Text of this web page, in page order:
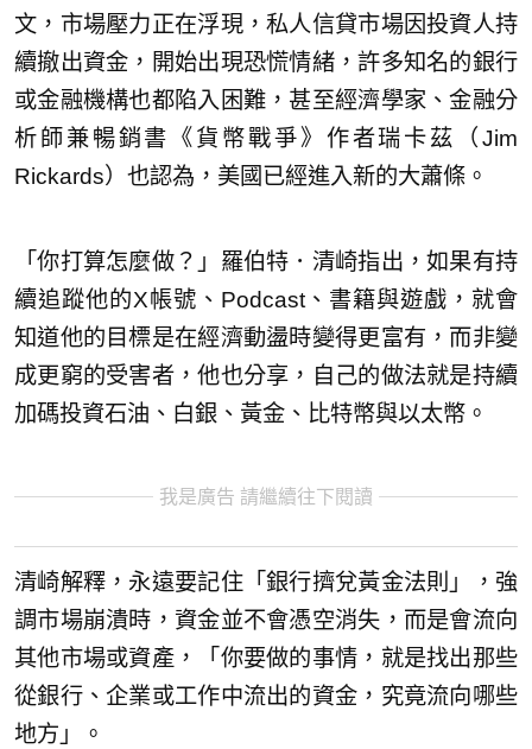
文，市場壓力正在浮現，私人信貸市場因投資人持
續撤出資金，開始出現恐慌情緒，許多知名的銀行
或金融機構也都陷入困難，甚至經濟學家、金融分
析師兼暢銷書《貨幣戰爭》作者瑞卡茲（Jim
Rickards）也認為，美國已經進入新的大蕭條。
「你打算怎麼做？」羅伯特．清崎指出，如果有持
續追蹤他的X帳號、Podcast、書籍與遊戲，就會
知道他的目標是在經濟動盪時變得更富有，而非變
成更窮的受害者，他也分享，自己的做法就是持續
加碼投資石油、白銀、黃金、比特幣與以太幣。
我是廣告 請繼續往下閱讀
清崎解釋，永遠要記住「銀行擠兌黃金法則」，強
調市場崩潰時，資金並不會憑空消失，而是會流向
其他市場或資產，「你要做的事情，就是找出那些
從銀行、企業或工作中流出的資金，究竟流向哪些
地方」。